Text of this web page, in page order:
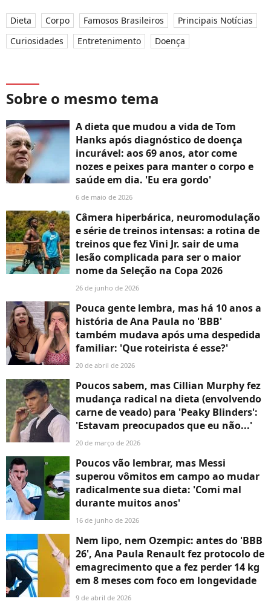
Dieta Corpo Famosos Brasileiros
Principais Notícias
Curiosidades
Entretenimento Doença
Sobre o mesmo tema
A dieta que mudou a vida de Tom
Hanks após diagnóstico de doença
incurável: aos 69 anos, ator come
nozes e peixes para manter o corpo e
saúde em dia. 'Eu era gordo'
6 de maio de 2026
Câmera hiperbárica, neuromodulação
e série de treinos intensas: a rotina de
treinos que fez Vini Jr. sair de uma
lesão complicada para ser o maior
nome da Seleção na Copa 2026
26 de junho de 2026
Pouca gente lembra, mas há 10 anos a
história de Ana Paula no 'BBB'
também mudava após uma despedida
familiar: 'Que roteirista é esse?'
20 de abril de 2026
Poucos sabem, mas Cillian Murphy fez
mudança radical na dieta (envolvendo
carne de veado) para 'Peaky Blinders':
'Estavam preocupados que eu não...'
20 de março de 2026
Poucos vão lembrar, mas Messi
superou vômitos em campo ao mudar
radicalmente sua dieta: 'Comi mal
durante muitos anos'
16 de junho de 2026
Nem lipo, nem Ozempic: antes do 'BBB
26', Ana Paula Renault fez protocolo de
emagrecimento que a fez perder 14 kg
em 8 meses com foco em longevidade
9 de abril de 2026